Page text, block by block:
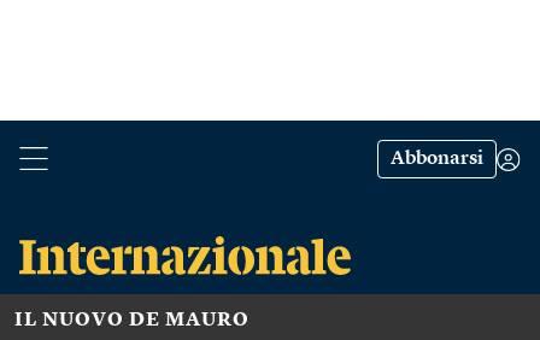
Abbonarsi
IL NUOVO DE MAURO